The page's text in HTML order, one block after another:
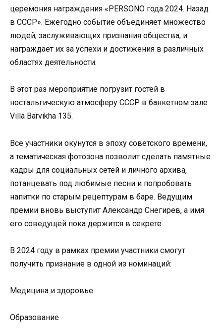
церемония награждения «PERSONO года 2024. Назад
в СССР». Ежегодно событие объединяет множество
людей, заслуживающих признания общества, и
награждает их за успехи и достижения в различных
областях деятельности.
В этот раз мероприятие погрузит гостей в
ностальгическую атмосферу СССР в банкетном зале
Villa Barvikha 135.
Все участники окунутся в эпоху советского времени,
а тематическая фотозона позволит сделать памятные
кадры для социальных сетей и личного архива,
потанцевать под любимые песни и попробовать
напитки по старым рецептурам в баре. Ведущим
премии вновь выступит Александр Снегирев, а имя
его соведущей пока держится в секрете.
В 2024 году в рамках премии участники смогут
получить признание в одной из номинаций:
Медицина и здоровье
Образование